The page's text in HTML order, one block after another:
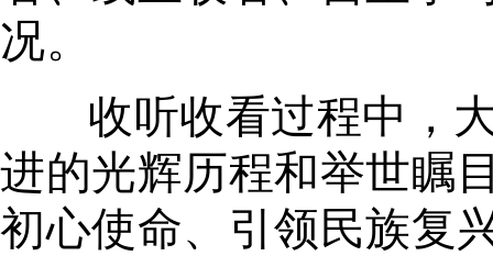
况。
收听收看过程中，
进的光辉历程和举世瞩
初心使命、引领民族复